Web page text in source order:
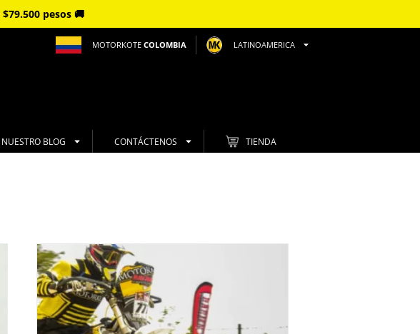
$79.500 pesos 🚚
MOTORKOTE COLOMBIA LATINOAMERICA
NUESTRO BLOG CONTÁCTENOS TIENDA